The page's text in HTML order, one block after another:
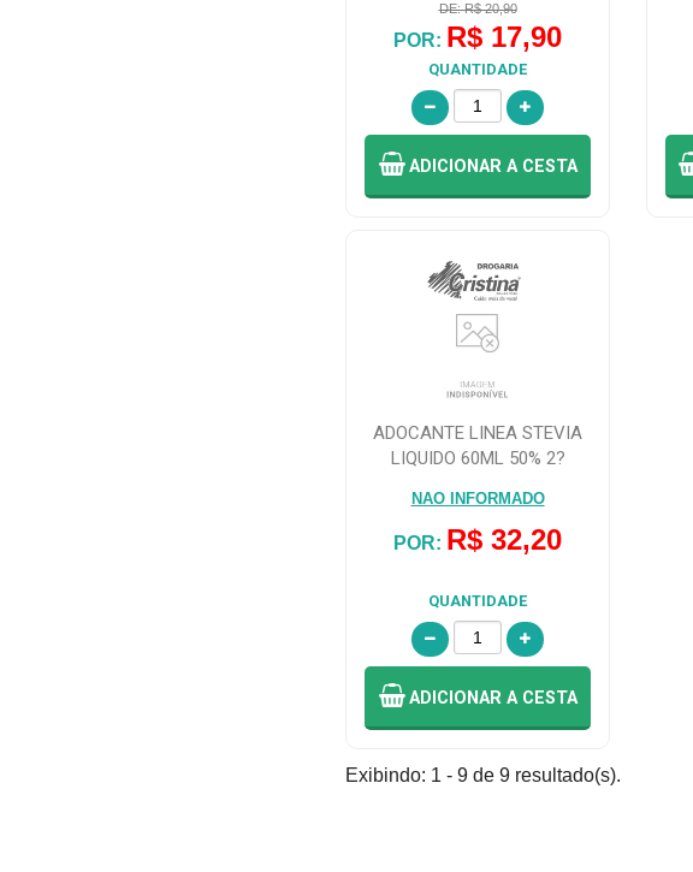
DE: R$ 20,90
POR: R$ 17,90
QUANTIDADE
ADICIONAR A CESTA
ADOCANTE LINEA STEVIA
LIQUIDO 60ML 50% 2?
NAO INFORMADO
POR: R$ 32,20
QUANTIDADE
ADICIONAR A CESTA
Exibindo: 1 - 9 de 9 resultado(s).